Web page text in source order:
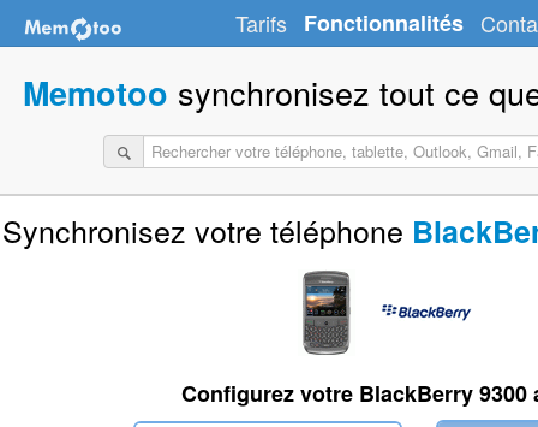
Tarifs Fonctionnalités
Memotoo synchronisez tout ce
Synchronisez votre téléphone
Configurez votre BlackBerry 9300